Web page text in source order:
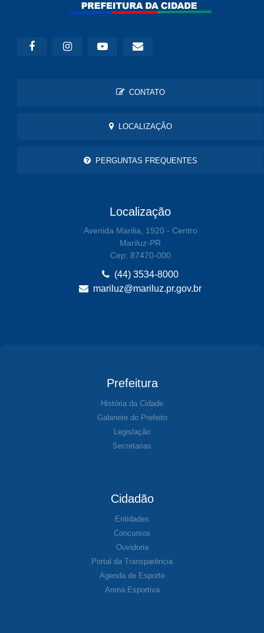
CONTATO
LOCALIZAÇÃO
PERGUNTAS FREQUENTES
Localização
Avenida Marilia, 1920 - Centro
Mariluz-PR
Cep: 87470-000
(44) 3534-8000
mariluz@mariluz.pr.gov.br
Prefeitura
História da Cidade
Gabinete do Prefeito
Legislação
Secretarias
Cidadão
Entidades
Concursos
Ouvidoria
Portal da Transparência
Agenda de Esporte
Arena Esportiva